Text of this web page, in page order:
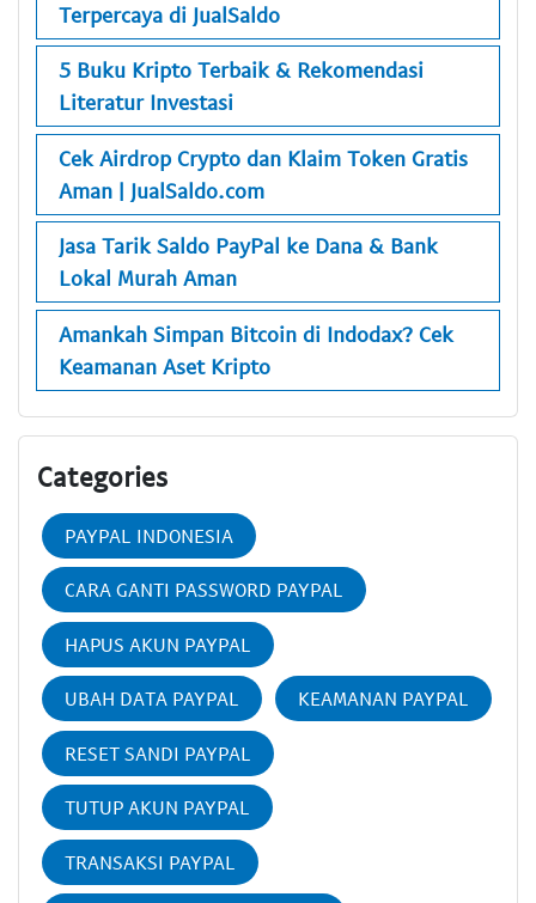
Terpercaya di JualSaldo
5 Buku Kripto Terbaik & Rekomendasi
Literatur Investasi
Cek Airdrop Crypto dan Klaim Token Gratis
Aman | JualSaldo.com
Jasa Tarik Saldo PayPal ke Dana & Bank
Lokal Murah Aman
Amankah Simpan Bitcoin di Indodax? Cek
Keamanan Aset Kripto
Categories
PAYPAL INDONESIA
CARA GANTI PASSWORD PAYPAL
HAPUS AKUN PAYPAL
UBAH DATA PAYPAL KEAMANAN PAYPAL
RESET SANDI PAYPAL
TUTUP AKUN PAYPAL
TRANSAKSI PAYPAL